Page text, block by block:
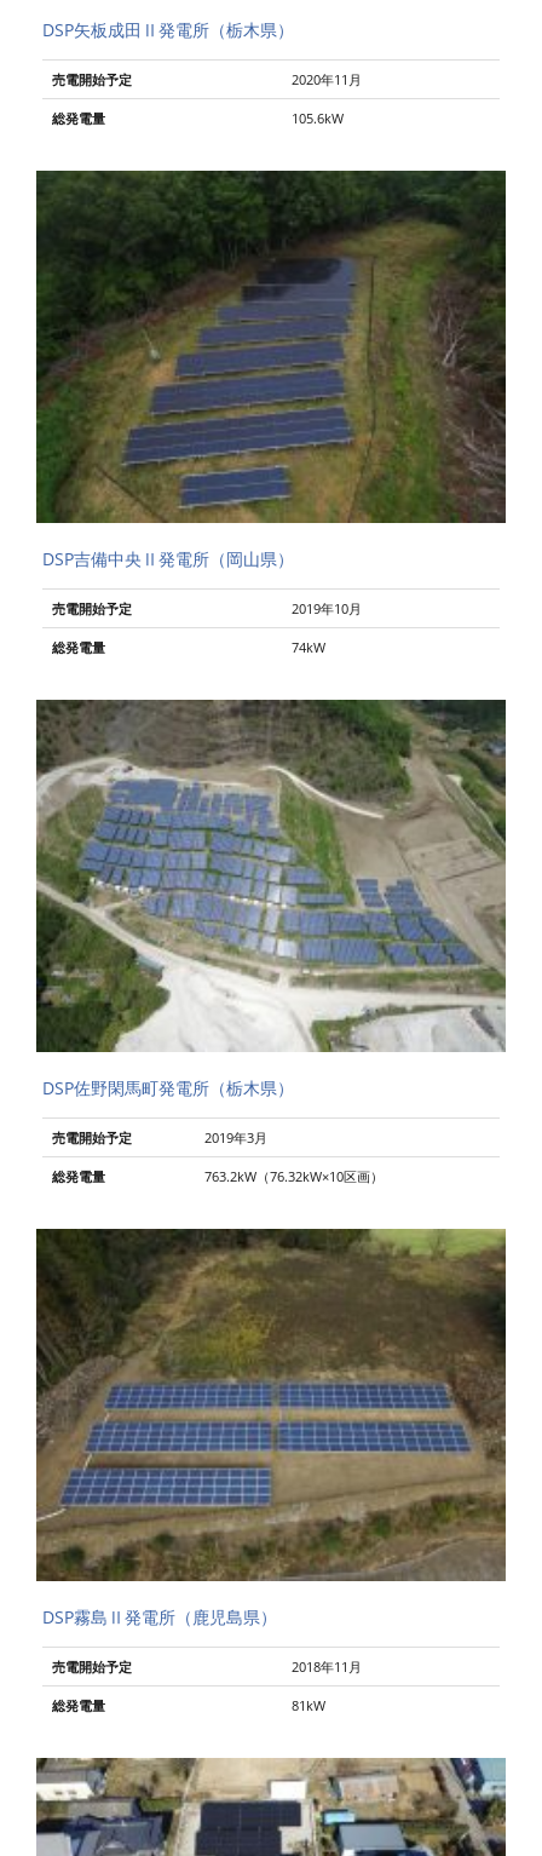
DSP矢板成田Ⅱ発電所（栃木県）
売電開始予定 2020年11月
総発電量 105.6kW
DSP吉備中央Ⅱ発電所（岡山県）
売電開始予定 2019年10月
総発電量 74kW
DSP佐野閑馬町発電所（栃木県）
売電開始予定 2019年3月
総発電量 763.2kW（76.32kW×10区画）
DSP霧島Ⅱ発電所（鹿児島県）
売電開始予定 2018年11月
総発電量 81kW